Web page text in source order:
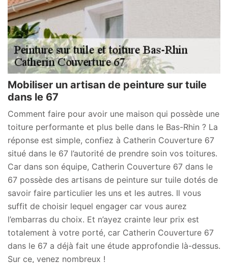
Mobiliser un artisan de peinture sur tuile
dans le 67
Comment faire pour avoir une maison qui possède une
toiture performante et plus belle dans le Bas-Rhin ? La
réponse est simple, confiez à Catherin Couverture 67
situé dans le 67 l’autorité de prendre soin vos toitures.
Car dans son équipe, Catherin Couverture 67 dans le
67 possède des artisans de peinture sur tuile dotés de
savoir faire particulier les uns et les autres. Il vous
suffit de choisir lequel engager car vous aurez
l’embarras du choix. Et n’ayez crainte leur prix est
totalement à votre porté, car Catherin Couverture 67
dans le 67 a déjà fait une étude approfondie là-dessus.
Sur ce, venez nombreux !